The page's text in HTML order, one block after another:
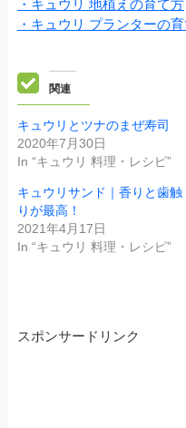
・キュウリ 地植えの育て方
・キュウリ プランターの
関連
キュウリとツナのまぜ寿司
2020年7月30日
In “キュウリ 料理・レシピ”
キュウリサンド｜香りと歯触
りが最高！
2021年4月17日
In “キュウリ 料理・レシピ”
スポンサードリンク